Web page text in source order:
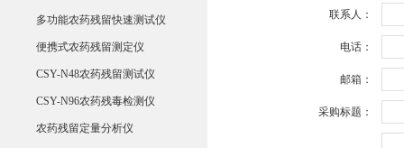
多功能农药残留快速测试仪
便携式农药残留测定仪
CSY-N48农药残留测试仪
CSY-N96农药残毒检测仪
农药残留定量分析仪
联系人：
电话：
邮箱：
采购标题：